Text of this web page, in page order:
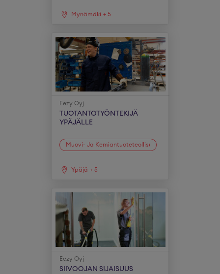
Mynämäki + 5
Eezy Oyj
TUOTANTOTYÖNTEKIJÄ
YPÄJÄLLE
Muovi- Ja Kemiantuoteteollisuus
Ypäjä + 5
Eezy Oyj
SIIVOOJAN SIJAISUUS